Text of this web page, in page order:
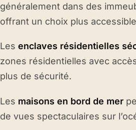
généralement dans des
offrant un choix plus
Les enclaves résidentielles
zones résidentielles avec
plus de sécurité.
Les maisons en bord de mer
de vues spectaculaires sur